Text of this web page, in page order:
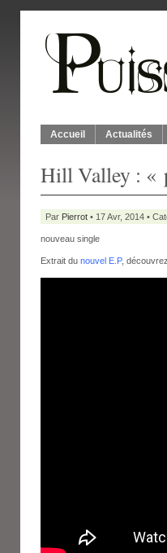
Accueil Actualités
Hill Valley : «
Par Pierrot • 17 Avr, 2014 •
nouveau single
Extrait du nouvel E.P,